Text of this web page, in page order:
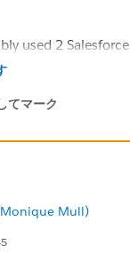
used 2
active users and
てマーク
Mull)